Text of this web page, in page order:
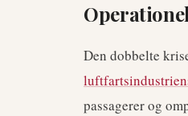
Den dobbelte
passagerer og